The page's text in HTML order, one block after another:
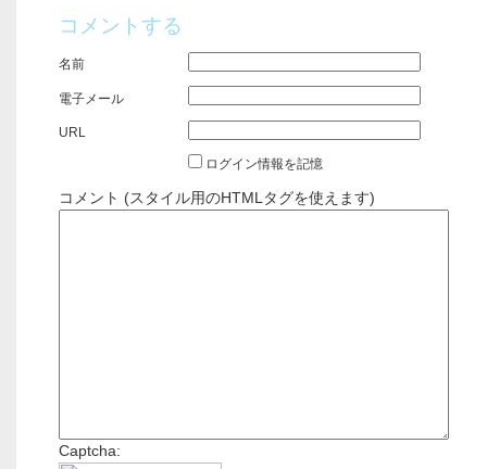
コメントする
名前
電子メール
URL
ログイン情報を記憶
コメント (スタイル用のHTMLタグを使えます)
Captcha: